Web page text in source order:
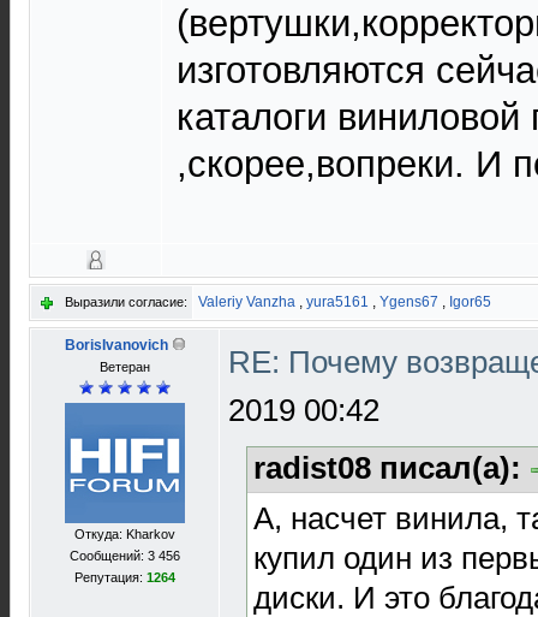
изготовляются
каталоги
,скорее,вопреки. И
Выразили согласие: Valeriy Vanzha , yura5161 , Ygens67 , Igor65
BorisIvanovich
Ветеран
Откуда: Kharkov
Сообщений: 3 456
Репутация: 1264
RE: Почему
2019 00:42
radist08 писал(а):
А, насчет винила,
купил один из
диски. И это